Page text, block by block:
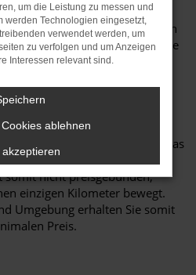
Audi A5 Tageszulassung für
um gleichzeitig einen
aber lediglich einen Preis nahe
zu zahlen. Dies funktioniert
Automobilbranche gerne
Tageszulassung ist genau
Viele
in den Rabatten für
der Hersteller gebunden, was
Tag umgehen lässt. Eine
somit nicht preisgebunden,
einzigen Kilometer bewegt.
Umgebung erhalten Sie somit
Preis.
um die Leistung zu messen und
werden Technologien eingesetzt,
verwendet werden, um
zu verfolgen und um Anzeigen
Interessen relevant sind.
ablehnen
akzeptieren